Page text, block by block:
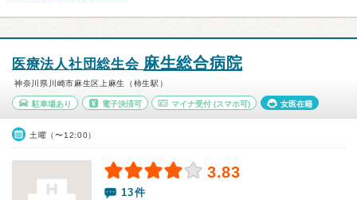
医療法人社団総生会 麻生総合病院
神奈川県川崎市麻生区上麻生（柿生駅）
駐車場あり 電子決済可 マイナ受付 (スマホ可) 女医在籍
土曜（〜12:00）
3.83
13件